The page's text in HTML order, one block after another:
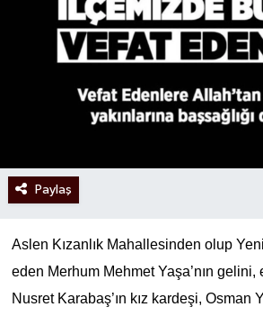
Paylaş
Aslen Kızanlık Mahallesinden olup
eden Merhum Mehmet Yaşa’nın gelini,
Nusret Karabaş’ın kız kardeşi, Osman